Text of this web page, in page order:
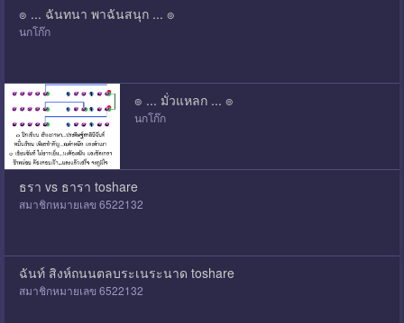
๏ ... ฉันทนา พาฉันสนุก ... ๏
นกโก๊ก
๏ ... มั่วแหลก ... ๏
นกโก๊ก
ธรา vs ธารา toshare
สมาชิกหมายเลข 6522132
ฉันท์ สิงห์ถนนตลบระเนระนาด toshare
สมาชิกหมายเลข 6522132